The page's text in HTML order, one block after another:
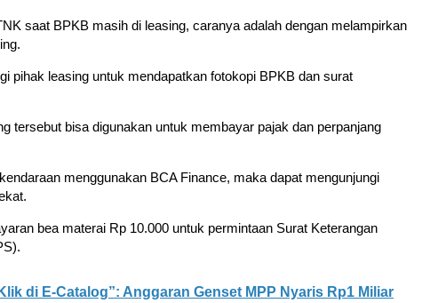
saat BPKB masih di leasing, caranya adalah dengan melampirkan
pihak leasing untuk mendapatkan fotokopi BPKB dan surat
tersebut bisa digunakan untuk membayar pajak dan perpanjang
menggunakan BCA Finance, maka dapat mengunjungi
bea materai Rp 10.000 untuk permintaan Surat Keterangan
di E-Catalog”: Anggaran Genset MPP Nyaris Rp1 Miliar